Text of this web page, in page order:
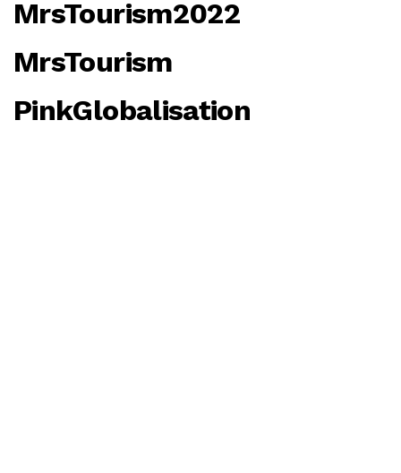
MrsTourism2022
MrsTourism
PinkGlobalisation